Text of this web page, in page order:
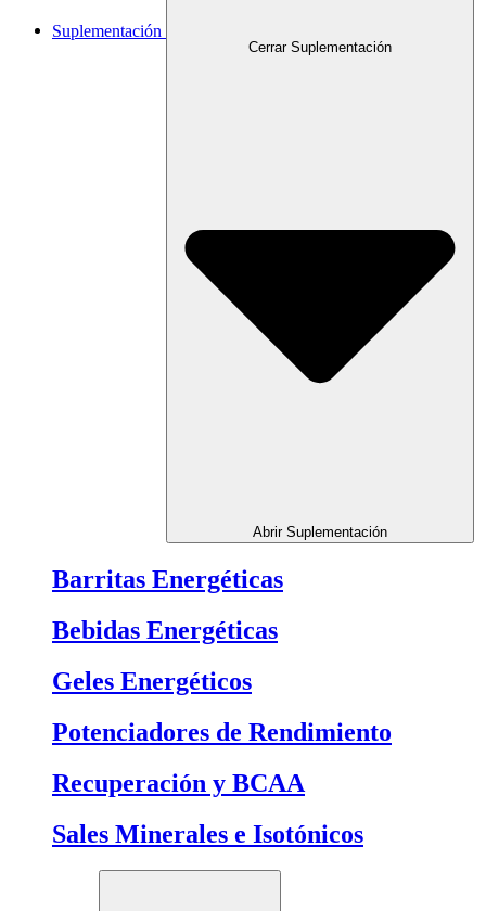
Suplementación
Cerrar Suplementación
Abrir Suplementación
Barritas Energéticas
Bebidas Energéticas
Geles Energéticos
Potenciadores de Rendimiento
Recuperación y BCAA
Sales Minerales e Isotónicos